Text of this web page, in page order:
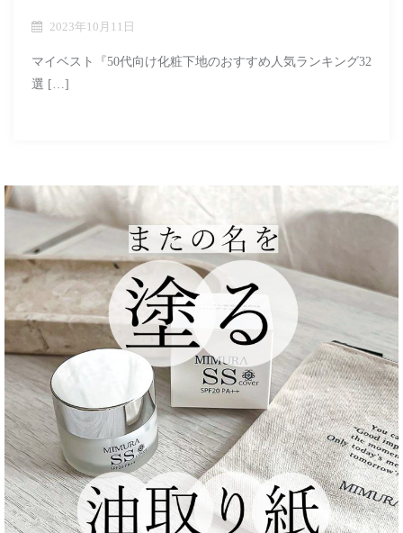
2023年10月11日
マイベスト『50代向け化粧下地のおすすめ人気ランキング32
選 […]